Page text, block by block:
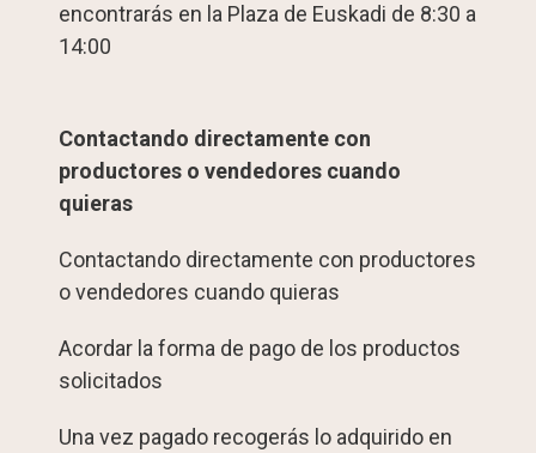
encontrarás en la Plaza de Euskadi de 8:30 a
14:00
Contactando directamente con
productores o vendedores cuando
quieras
Contactando directamente con productores
o vendedores cuando quieras
Acordar la forma de pago de los productos
solicitados
Una vez pagado recogerás lo adquirido en